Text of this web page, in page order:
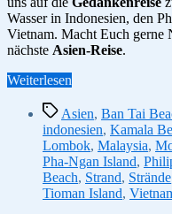
Wasser in Indonesien, den
Vietnam. Macht Euch gerne
nächste Asien-Reise.
Weiterlesen
schönsten
Strände
in
Südostasien”
Schlagwörter
Asien, Ban Tai
indonesien, Kamala
Lombok, Malaysia,
Pha-Ngan Island,
Beach, Strand, Strände
Tioman Island,